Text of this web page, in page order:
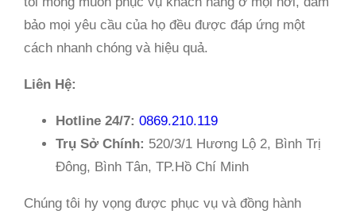
bảo mọi yêu cầu của họ đều được đáp ứng một
cách nhanh chóng và hiệu quả.
Liên Hệ:
Hotline 24/7: 0869.210.119
Trụ Sở Chính: 520/3/1 Hương Lộ 2, Bình Trị
Đông, Bình Tân, TP.Hồ Chí Minh
Chúng tôi hy vọng được phục vụ và đồng hành